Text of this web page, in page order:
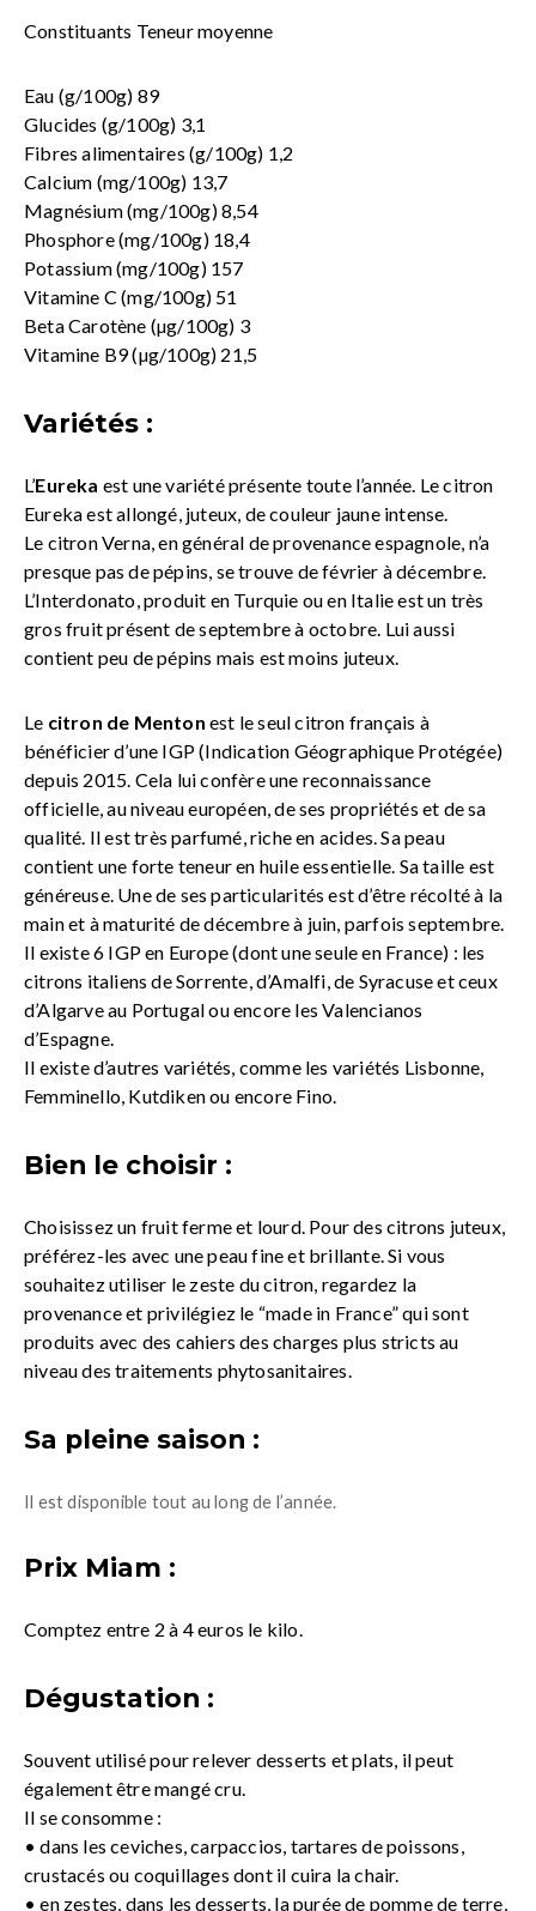
Constituants Teneur moyenne
Eau (g/100g) 89
Glucides (g/100g) 3,1
Fibres alimentaires (g/100g) 1,2
Calcium (mg/100g) 13,7
Magnésium (mg/100g) 8,54
Phosphore (mg/100g) 18,4
Potassium (mg/100g) 157
Vitamine C (mg/100g) 51
Beta Carotène (µg/100g) 3
Vitamine B9 (µg/100g) 21,5
Variétés :
L’Eureka est une variété présente toute l’année. Le citron
Eureka est allongé, juteux, de couleur jaune intense.
Le citron Verna, en général de provenance espagnole, n’a
presque pas de pépins, se trouve de février à décembre.
L’Interdonato, produit en Turquie ou en Italie est un très
gros fruit présent de septembre à octobre. Lui aussi
contient peu de pépins mais est moins juteux.
Le citron de Menton est le seul citron français à
bénéficier d’une IGP (Indication Géographique Protégée)
depuis 2015. Cela lui confère une reconnaissance
officielle, au niveau européen, de ses propriétés et de sa
qualité. Il est très parfumé, riche en acides. Sa peau
contient une forte teneur en huile essentielle. Sa taille est
généreuse. Une de ses particularités est d’être récolté à la
main et à maturité de décembre à juin, parfois septembre.
Il existe 6 IGP en Europe (dont une seule en France) : les
citrons italiens de Sorrente, d’Amalfi, de Syracuse et ceux
d’Algarve au Portugal ou encore les Valencianos
d’Espagne.
Il existe d’autres variétés, comme les variétés Lisbonne,
Femminello, Kutdiken ou encore Fino.
Bien le choisir :
Choisissez un fruit ferme et lourd. Pour des citrons juteux,
préférez-les avec une peau fine et brillante. Si vous
souhaitez utiliser le zeste du citron, regardez la
provenance et privilégiez le “made in France” qui sont
produits avec des cahiers des charges plus stricts au
niveau des traitements phytosanitaires.
Sa pleine saison :
Il est disponible tout au long de l’année.
Prix Miam :
Comptez entre 2 à 4 euros le kilo.
Dégustation :
Souvent utilisé pour relever desserts et plats, il peut
également être mangé cru.
Il se consomme :
• dans les ceviches, carpaccios, tartares de poissons,
crustacés ou coquillages dont il cuira la chair.
• en zestes, dans les desserts, la purée de pomme de terre,